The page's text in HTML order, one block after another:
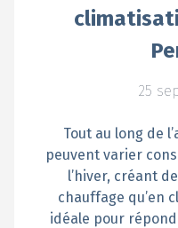
25
Tout au long de
peuvent varier
l’hiver, créant
chauffage qu’en
idéale pour